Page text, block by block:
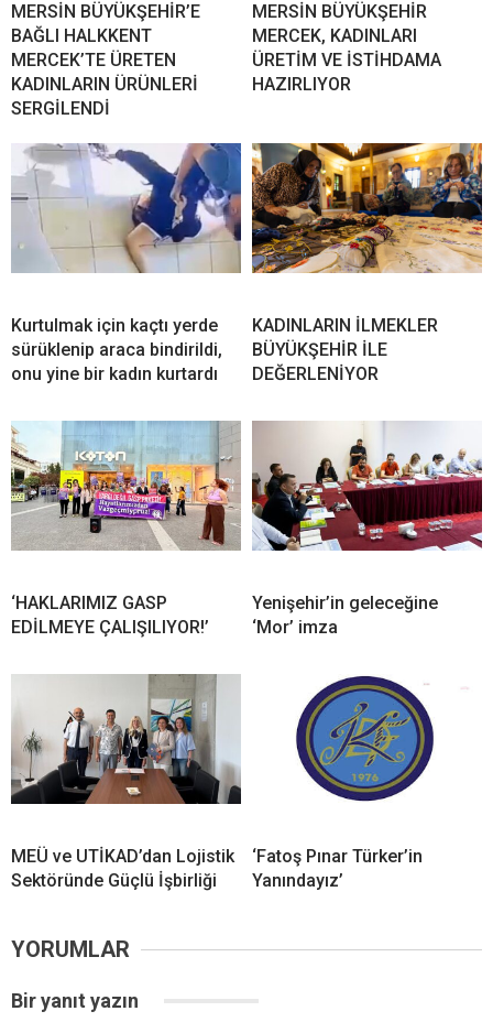
MERSİN BÜYÜKŞEHİR’E
BAĞLI HALKKENT
MERCEK’TE ÜRETEN
KADINLARIN ÜRÜNLERİ
SERGİLENDİ
MERSİN BÜYÜKŞEHİR
MERCEK, KADINLARI
ÜRETİM VE İSTİHDAMA
HAZIRLIYOR
Kurtulmak için kaçtı yerde
sürüklenip araca bindirildi,
onu yine bir kadın kurtardı
KADINLARIN İLMEKLER
BÜYÜKŞEHİR İLE
DEĞERLENİYOR
‘HAKLARIMIZ GASP
EDİLMEYE ÇALIŞILIYOR!’
Yenişehir’in geleceğine
‘Mor’ imza
MEÜ ve UTİKAD’dan Lojistik
Sektöründe Güçlü İşbirliği
‘Fatoş Pınar Türker’in
Yanındayız’
YORUMLAR
Bir yanıt yazın